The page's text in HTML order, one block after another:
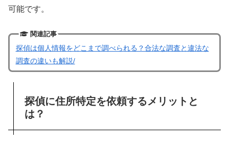
可能です。
関連記事
探偵は個人情報をどこまで調べられる？合法な調査と違法な
調査の違いも解説/
探偵に住所特定を依頼するメリットと
は？